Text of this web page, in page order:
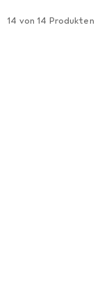
14 von 14 Produkten